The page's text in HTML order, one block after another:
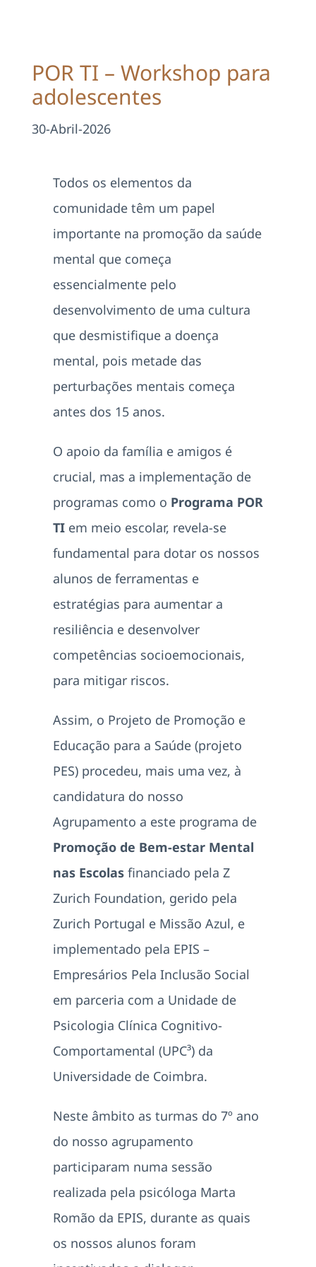
Área Reservada
Pesquisar
POR TI – Workshop para
adolescentes
30-Abril-2026
Todos os elementos da
comunidade têm um papel
importante na promoção da saúde
mental que começa
essencialmente pelo
desenvolvimento de uma cultura
que desmistifique a doença
mental, pois metade das
perturbações mentais começa
antes dos 15 anos.
O apoio da família e amigos é
crucial, mas a implementação de
programas como o Programa POR
TIem meio escolar, revela-se
fundamental para dotar os nossos
alunos de ferramentas e
estratégias para aumentar a
resiliência e desenvolver
competências socioemocionais,
para mitigar riscos.
Assim, o Projeto de Promoção e
Educação para a Saúde (projeto
PES) procedeu, mais uma vez, à
candidatura do nosso
Agrupamento a este programa de
Promoção de Bem-estar Mental
nas Escolasfinanciado pela Z
Zurich Foundation, gerido pela
Zurich Portugal e Missão Azul, e
implementado pela EPIS –
Empresários Pela Inclusão Social
em parceria com a Unidade de
Psicologia Clínica Cognitivo-
Comportamental (UPC³) da
Universidade de Coimbra.
Neste âmbito as turmas do 7º ano
do nosso agrupamento
participaram numa sessão
realizada pela psicóloga Marta
Romão da EPIS, durante as quais
os nossos alunos foram